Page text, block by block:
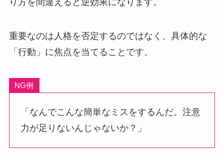
重要なのは人格を否定するのではなく、具体的な
「行動」に焦点を当てることです。
NG例
「なんでこんな簡単なミスをするんだ。注意
力が足りないんじゃないか？」